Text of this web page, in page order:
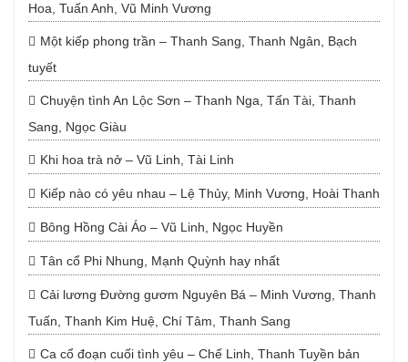
Hoa, Tuấn Anh, Vũ Minh Vương
Một kiếp phong trần – Thanh Sang, Thanh Ngân, Bạch
tuyết
Chuyện tình An Lộc Sơn – Thanh Nga, Tấn Tài, Thanh
Sang, Ngọc Giàu
Khi hoa trà nở – Vũ Linh, Tài Linh
Kiếp nào có yêu nhau – Lệ Thủy, Minh Vương, Hoài Thanh
Bông Hồng Cài Áo – Vũ Linh, Ngọc Huyền
Tân cổ Phi Nhung, Mạnh Quỳnh hay nhất
Cải lương Đường gươm Nguyên Bá – Minh Vương, Thanh
Tuấn, Thanh Kim Huệ, Chí Tâm, Thanh Sang
Ca cổ đoạn cuối tình yêu – Chế Linh, Thanh Tuyền bản